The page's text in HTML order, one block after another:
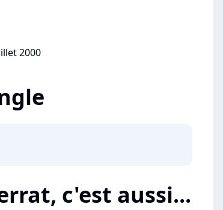
2000
c'est aussi...